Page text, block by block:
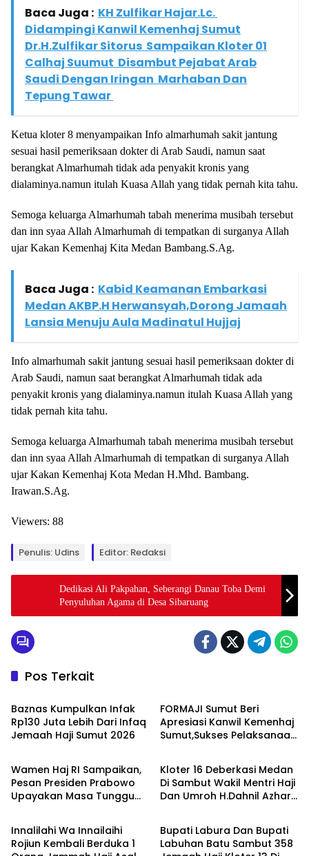
Baca Juga : KH Zulfikar Hajar.Lc.
Didampingi Kanwil Kemenhaj Sumut
Dr.H.Zulfikar Sitorus Sampaikan Kloter 01
Calhaj Suumut Disambut Pejabat Arab
Saudi Dengan Iringan Marhaban Dan
Tepung Tawar
Ketua kloter 8 menyampaikan Info almarhumah sakit jantung
sesuai hasil pemeriksaan dokter di Arab Saudi, namun saat
berangkat Almarhumah tidak ada penyakit kronis yang
dialaminya.namun itulah Kuasa Allah yang tidak pernah kita tahu.
Semoga keluarga Almarhumah tabah menerima musibah tersebut
dan inn syaa Allah Almarhumah di tempatkan di surganya Allah
ujar Kakan Kemenhaj Kita Medan Bambang.S.Ag.
Baca Juga : Kabid Keamanan Embarkasi
Medan AKBP.H Herwansyah,Dorong Jamaah
Lansia Menuju Aula Madinatul Hujjaj
Info almarhumah sakit jantung sesuai hasil pemeriksaan dokter di
Arab Saudi, namun saat berangkat Almarhumah tidak ada
penyakit kronis yang dialaminya.namun itulah Kuasa Allah yang
tidak pernah kita tahu.
Semoga keluarga Almarhumah tabah menerima musibah tersebut
dan inn syaa Allah Almarhumah di tempatkan di surganya Allah
ujar Kakan Kemenhaj Kota Medan H.Mhd. Bambang.
Irawan.S.Ag.
Viewers: 88
Penulis: Udins Editor: Redaksi
Dedikasi Ali Pakpahan, Seberangi Danau Toba Demi
Penyuluhan Agama di Desa Sibaruang
Pos Terkait
Haji 2026
Baznas Kumpulkan Infak
Rp130 Juta Lebih Dari Infaq
Jemaah Haji Sumut 2026
FORMAJI Sumut Beri
Apresiasi Kanwil Kemenhaj
Sumut,Sukses Pelaksanaan
Haji 2026
Wamen Haj RI Sampaikan,
Pesan Presiden Prabowo
Upayakan Masa Tunggu
Haji 2026
Kloter 16 Deberkasi Medan
Di Sambut Wakil Mentri Haji
Dan Umroh H.Dahnil Azhar
Haji Kelas I Medan
Haji 2026
Innalilahi Wa Innailaihi
Rojiun Kembali Berduka 1
Haji 2026
Bupati Labura Dan Bupati
Labuhan Batu Sambut 358